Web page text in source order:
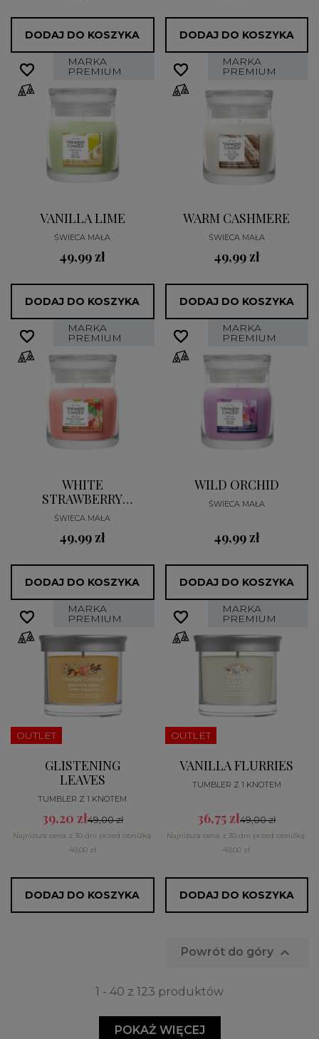
DODAJ DO KOSZYKA DODAJ DO KOSZYKA
MARKA
PREMIUM
VANILLA LIME
ŚWIECA MAŁA
49,99 zł
DODAJ DO KOSZYKA
favorite_border
favorite_border MARKA
PREMIUM
WARM CASHMERE
ŚWIECA MAŁA
49,99 zł
DODAJ DO KOSZYKA
favorite_border
favorite_border
MARKA
PREMIUM
WHITE
STRAWBERRY
BELLINI
ŚWIECA MAŁA
49,99 zł
DODAJ DO KOSZYKA
favorite_border
favorite_border MARKA
PREMIUM
WILD ORCHID
ŚWIECA MAŁA
49,99 zł
DODAJ DO KOSZYKA
favorite_border
favorite_border
MARKA
PREMIUM
OUTLET
GLISTENING
LEAVES
TUMBLER Z 1 KNOTEM
39,20 zł49,00 zł
Najniższa cena z 30 dni przed obniżką:
49,00 zł
DODAJ DO KOSZYKA
favorite_border
favorite_border MARKA
PREMIUM
OUTLET
VANILLA FLURRIES
TUMBLER Z 1 KNOTEM
36,75 zł49,00 zł
Najniższa cena z 30 dni przed obniżką:
49,00 zł
DODAJ DO KOSZYKA
favorite_border
favorite_border
Powrót do góry 
1 - 40 z 123 produktów
POKAŻ WIĘCEJ